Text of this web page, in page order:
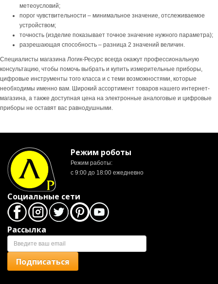
метеоусловий;
порог чувствительности – минимальное значение, отслеживаемое
устройством;
точность (изделие показывает точное значение нужного параметра);
разрешающая способность – разница 2 значений величин.
Специалисты магазина Логик-Ресурс всегда окажут профессиональную
консультацию, чтобы помочь выбрать и купить измерительные приборы,
цифровые инструменты того класса и с теми возможностями, которые
необходимы именно вам. Широкий ассортимент товаров нашего интернет-
магазина, а также доступная цена на электронные аналоговые и цифровые
приборы не оставят вас равнодушными.
Режим роботы
Режим работы:
с 9:00 до 18:00 ежедневно
Социальные сети
Рассылка
Подписаться